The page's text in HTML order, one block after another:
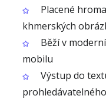
Placené
khmerských
Běží v
mobilu
Výstup do